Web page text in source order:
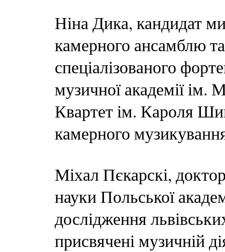
Ніна Дика, кандидат
камерного ансамблю
спеціалізованого
музичної академії ім.
Квартет ім. Кароля
камерного
Міхал Пєкарскі,
науки Польської
дослідження
присвячені музичній